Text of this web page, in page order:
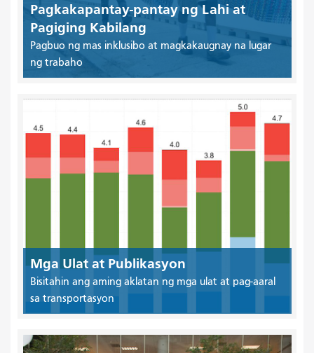
Pagkakapantay-pantay ng Lahi at
Pagiging Kabilang
Pagbuo ng mas inklusibo at magkakaugnay na lugar
ng trabaho
Mga Ulat at Publikasyon
Bisitahin ang aming aklatan ng mga ulat at pag-aaral
sa transportasyon